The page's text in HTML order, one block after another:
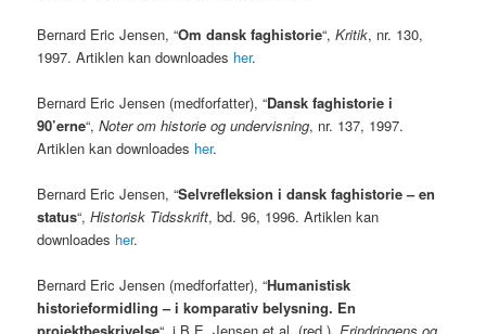
Bernard Eric Jensen, “Om dansk faghistorie“,Kritik, nr. 130,
1997. Artiklen kan downloades her.
Bernard Eric Jensen (medforfatter), “Dansk faghistorie i
90’erne“,Noter om historie og undervisning, nr. 137, 1997.
Artiklen kan downloades her.
Bernard Eric Jensen, “Selvrefleksion i dansk faghistorie – en
status“,Historisk Tidsskrift, bd. 96, 1996. Artiklen kan
downloades her.
Bernard Eric Jensen (medforfatter), “Humanistisk
historieformidling – i komparativ belysning. En